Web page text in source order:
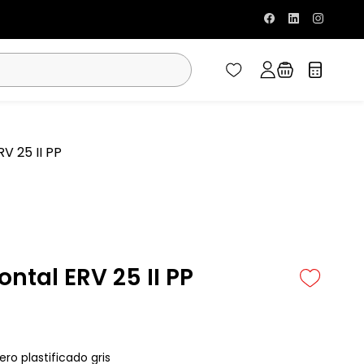
25 II PP
ERV 25 II PP
plastificado gris